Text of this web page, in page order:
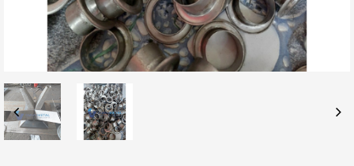
Previous